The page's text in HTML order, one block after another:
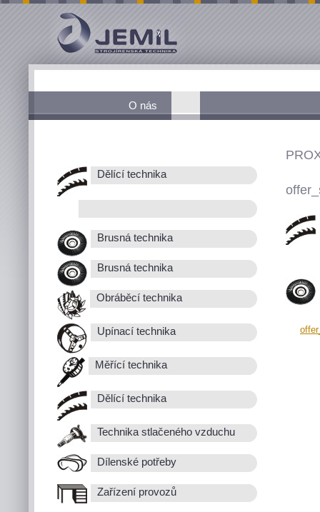
O nás
Dělící technika
Brusná technika
Brusná technika
Obráběcí technika
Upínací technika
Měřící technika
Dělící technika
Technika stlačeného vzduchu
Dílenské potřeby
Zařízení provozů